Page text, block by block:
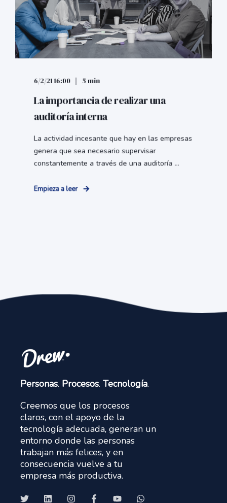
6/2/21 16:00 5 min
La importancia de realizar una
auditoría interna
La actividad incesante que hay en las empresas
genera que sea necesario supervisar
constantemente a través de una auditoría ...
Empieza a leer
Personas. Procesos. Tecnología.
Creemos que los procesos
claros, con el apoyo de la
tecnología adecuada, generan un
entorno donde las personas
trabajan más felices, y en
consecuencia vuelve a tu
empresa más productiva.